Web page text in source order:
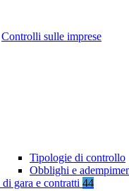
Controlli sulle imprese
Tipologie di controllo
Obblighi e
gara e contratti 44